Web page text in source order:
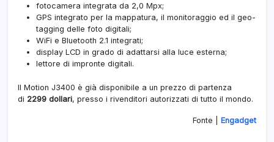
fotocamera integrata da 2,0 Mpx;
GPS integrato per la mappatura, il monitoraggio ed il geo-
tagging delle foto digitali;
WiFi e Bluetooth 2.1 integrati;
display LCD in grado di adattarsi alla luce esterna;
lettore di impronte digitali.
Il Motion J3400 è già disponibile a un prezzo di partenza
di 2299 dollari, presso i rivenditori autorizzati di tutto il mondo.
Fonte | Engadget